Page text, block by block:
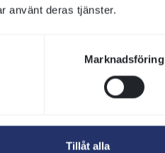
använt deras tjänster.
Marknadsföring
Tillåt alla
Foto: Elina Björklund